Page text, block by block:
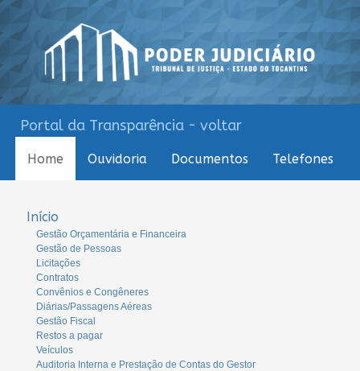
Portal da Transparência - voltar
Home Ouvidoria Documentos Telefones
Início
Gestão Orçamentária e Financeira
Gestão de Pessoas
Licitações
Contratos
Convênios e Congêneres
Diárias/Passagens Aéreas
Gestão Fiscal
Restos a pagar
Veículos
Auditoria Interna e Prestação de Contas do Gestor